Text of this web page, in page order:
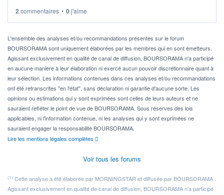
Idéalement, je voudrais qu'il soit éligible au PEA.
Pour l' ...
2 commentaires • 0j'aime
L'ensemble des analyses et/ou recommandations présentes sur le forum
BOURSORAMA sont uniquement élaborées par les membres qui en sont émetteurs.
Agissant exclusivement en qualité de canal de diffusion, BOURSORAMA n'a participé
en aucune manière à leur élaboration ni exercé aucun pouvoir discrétionnaire quant à
leur sélection. Les informations contenues dans ces analyses et/ou recommandations
ont été retranscrites "en l'état", sans déclaration ni garantie d'aucune sorte. Les
opinions ou estimations qui y sont exprimées sont celles de leurs auteurs et ne
sauraient refléter le point de vue de BOURSORAMA. Sous réserves des lois
applicables, ni l'information contenue, ni les analyses qui y sont exprimées ne
sauraient engager la responsabilité BOURSORAMA.
Lire les mentions légales complètes
Voir tous les forums
(1) Cette analyse a été élaborée par MORNINGSTAR et diffusée par BOURSORAMA .
Agissant exclusivement en qualité de canal de diffusion, BOURSORAMA n'a participé